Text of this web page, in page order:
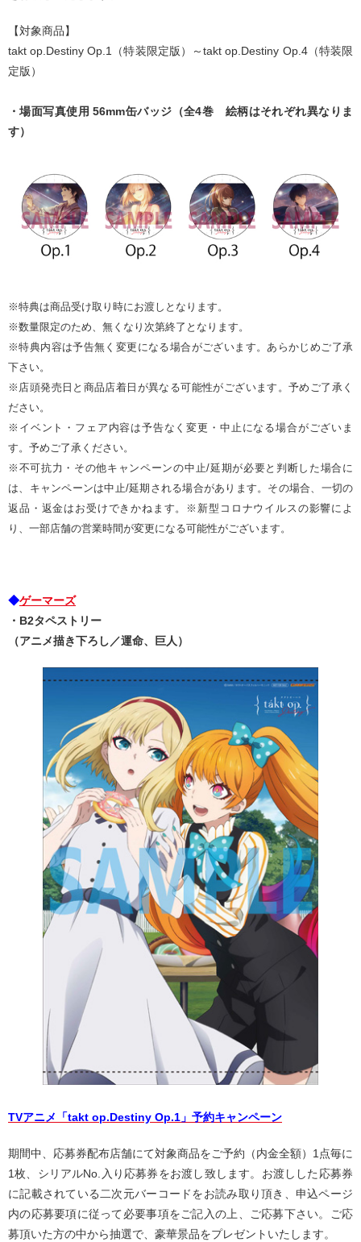
【対象商品】
takt op.Destiny Op.1（特装限定版）～takt op.Destiny Op.4（特装限
定版）
・場面写真使用 56mm缶バッジ（全4巻 絵柄はそれぞれ異なりま
す）
※特典は商品受け取り時にお渡しとなります。
※数量限定のため、無くなり次第終了となります。
※特典内容は予告無く変更になる場合がございます。あらかじめご了承
下さい。
※店頭発売日と商品店着日が異なる可能性がございます。予めご了承く
ださい。
※イベント・フェア内容は予告なく変更・中止になる場合がございま
す。予めご了承ください。
※不可抗力・その他キャンペーンの中止/延期が必要と判断した場合に
は、キャンペーンは中止/延期される場合があります。その場合、一切の
返品・返金はお受けできかねます。
※新型コロナウイルスの影響によ
り、一部店舗の営業時間が変更になる可能性がございます。
◆ゲーマーズ
・B2タペストリー
（アニメ描き下ろし／運命、巨人）
TVアニメ「takt op.Destiny Op.1」予約キャンペーン
期間中、応募券配布店舗にて対象商品をご予約（内金全額）1点毎に
1枚、シリアルNo.入り応募券をお渡し致します。お渡しした応募券
に記載されている二次元バーコードをお読み取り頂き、申込ページ
内の応募要項に従って必要事項をご記入の上、ご応募下さい。ご応
募頂いた方の中から抽選で、豪華景品をプレゼントいたします。